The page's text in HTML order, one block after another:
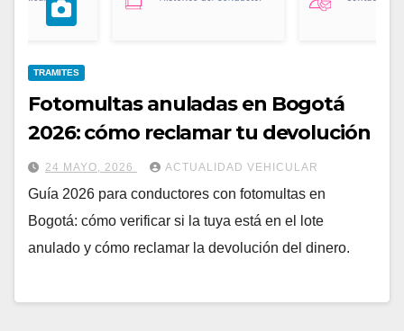
TRAMITES
Fotomultas anuladas en Bogotá
2026: cómo reclamar tu devolución
24 MAYO, 2026 ACTUALIDAD VEHICULAR
Guía 2026 para conductores con fotomultas en
Bogotá: cómo verificar si la tuya está en el lote
anulado y cómo reclamar la devolución del dinero.